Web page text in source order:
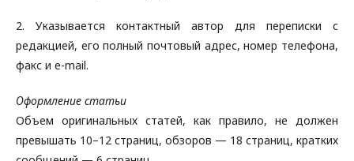
2. Указывается контактный автор для переписки с
редакцией, его полный почтовый адрес, номер телефона,
факс и e-mail.
Оформление статьи
Объем оригинальных статей, как правило, не должен
превышать 10–12 страниц, обзоров — 18 страниц, кратких